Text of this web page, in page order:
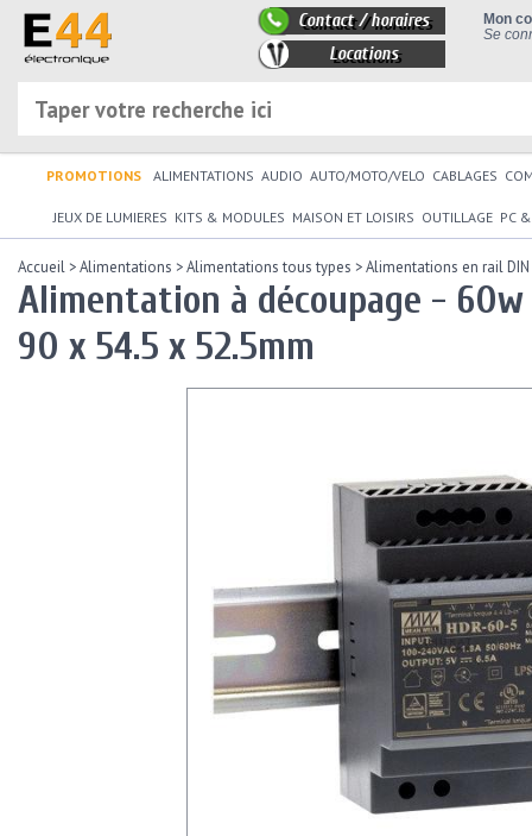
Mon
Se
Contact / horaires
Locations
PROMOTIONS ALIMENTATIONS AUDIO AUTO/MOTO/VELO CABLAGES
JEUX DE LUMIERES KITS & MODULES MAISON ET LOISIRS OUTILLAGE PC
Accueil >Alimentations >Alimentations tous types >Alimentations en rail DIN
Alimentation à découpage -
90 x 54.5 x 52.5mm